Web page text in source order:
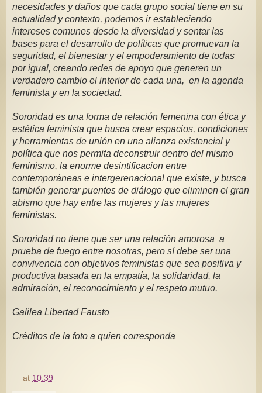
necesidades y daños que cada grupo social tiene en su
actualidad y contexto, podemos ir estableciendo
intereses comunes desde la diversidad y sentar las
bases para el desarrollo de políticas que promuevan la
seguridad, el bienestar y el empoderamiento de todas
por igual, creando redes de apoyo que generen un
verdadero cambio el interior de cada una,  en la agenda
feminista y en la sociedad.
Sororidad es una forma de relación femenina con ética y
estética feminista que busca crear espacios, condiciones
y herramientas de unión en una alianza existencial y
política que nos permita deconstruir dentro del mismo
feminismo, la enorme desintificacion entre
contemporáneas e intergerenacional que existe, y busca
también generar puentes de diálogo que eliminen el gran
abismo que hay entre las mujeres y las mujeres
feministas.
Sororidad no tiene que ser una relación amorosa  a
prueba de fuego entre nosotras, pero sí debe ser una
convivencia con objetivos feministas que sea positiva y
productiva basada en la empatía, la solidaridad, la
admiración, el reconocimiento y el respeto mutuo.
Galilea Libertad Fausto
Créditos de la foto a quien corresponda
at 10:39